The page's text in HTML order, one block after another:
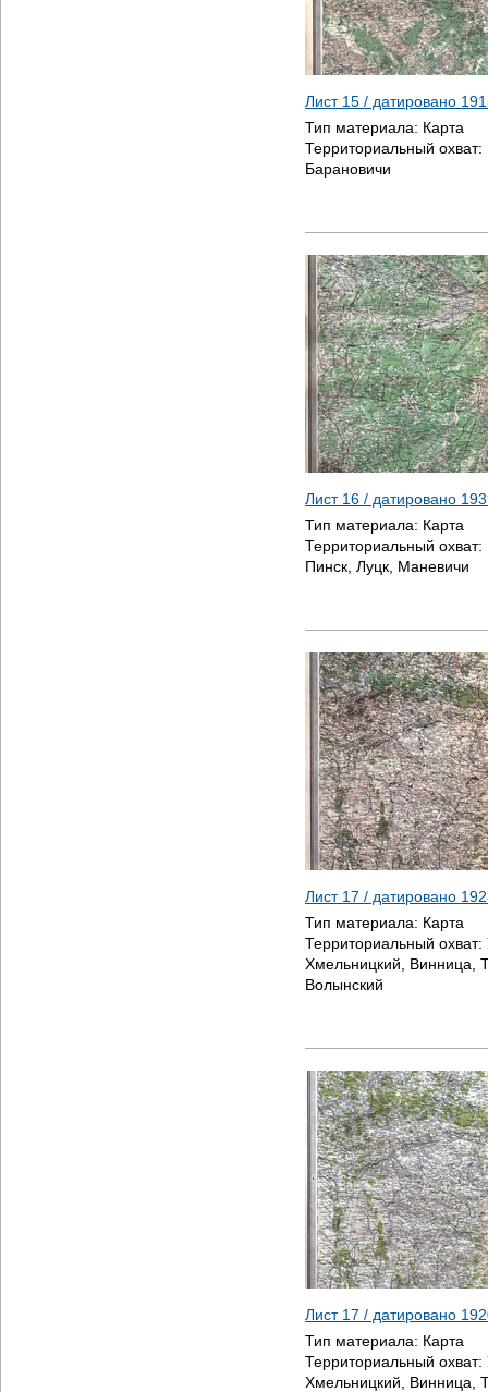
Лист 15 / датировано
Тип материала: Карта
Территориальный охват:
Барановичи
Лист 16 / датировано
Тип материала: Карта
Территориальный охват:
Пинск, Луцк, Маневичи
Лист 17 / датировано
Тип материала: Карта
Территориальный охват:
Хмельницкий, Винница,
Волынский
Лист 17 / датировано
Тип материала: Карта
Территориальный охват:
Хмельницкий, Винница,